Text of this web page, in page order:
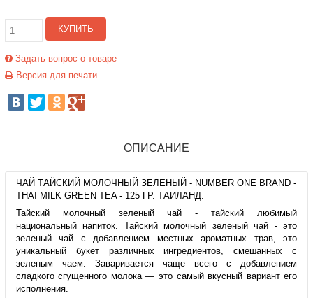
КУПИТЬ
Задать вопрос о товаре
Версия для печати
ОПИСАНИЕ
ЧАЙ ТАЙСКИЙ МОЛОЧНЫЙ ЗЕЛЕНЫЙ - NUMBER ONE BRAND -
THAI MILK GREEN TEA - 125 ГР. ТАИЛАНД.
Тайский молочный зеленый чай - тайский любимый
национальный напиток. Тайский молочный зеленый чай - это
зеленый чай с добавлением местных ароматных трав, это
уникальный букет различных ингредиентов, смешанных с
зеленым чаем. Заваривается чаще всего с добавлением
сладкого сгущенного молока — это самый вкусный вариант его
исполнения.